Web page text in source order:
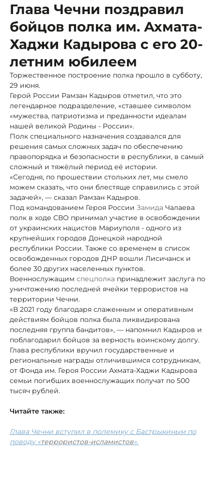
Глава Чечни поздравил
бойцов полка им. Ахмата-
Хаджи Кадырова с его 20-
летним юбилеем
Торжественное построение полка прошло в субботу,
29 июня.
Герой России Рамзан Кадыров отметил, что это
легендарное подразделение, «ставшее символом
«мужества, патриотизма и преданности идеалам
нашей великой Родины - России».
Полк специального назначения создавался для
решения самых сложных задач по обеспечению
правопорядка и безопасности в республики, в самый
сложный и тяжёлый период её истории.
«Сегодня, по прошествии стольких лет, мы смело
можем сказать, что они блестяще справились с этой
задачей», — сказал Рамзан Кадыров.
Под командованием Героя России Замида Чалаева
полк в ходе СВО принимал участие в освобождении
от украинских нацистов Мариуполя - одного из
крупнейших городов Донецкой народной
республики России. Также со временем в список
освобожденных городов ДНР вошли Лисичанск и
более 30 других населенных пунктов.
Военнослужащим спецполка принадлежит заслуга по
уничтожению последней ячейки террористов на
территории Чечни.
«В 2021 году благодаря слаженным и оперативным
действиям бойцов полка была ликвидирована
последняя группа бандитов», — напомнил Кадыров и
поблагодарил бойцов за верность воинскому долгу.
Глава республики вручил государственные и
региональные награды отличившимся сотрудникам,
от Фонда им. Героя России Ахмата-Хаджи Кадырова
семьи погибших военнослужащих получат по 500
тысяч рублей.
Читайте также:
Глава Чечни вступил в полемику с Бастрыкиным по
поводу «террористов-исламистов».